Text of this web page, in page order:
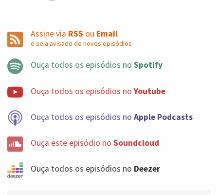
Assine via RSS ou Email
e seja avisado de novos episódios
Ouça todos os episódios no Spotify
Ouça todos os episódios noYoutube
Ouça todos os episódios no Apple Podcasts
Ouça este episódio no Soundcloud
Ouça todos os episódios no Deezer